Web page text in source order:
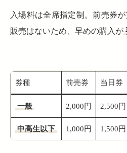
入場料は全席指定制。前売券
販売はないため、早めの購入が
券種 前売券 当日券
一般 2,000円 2,500円
中高生以下 1,000円 1,500円